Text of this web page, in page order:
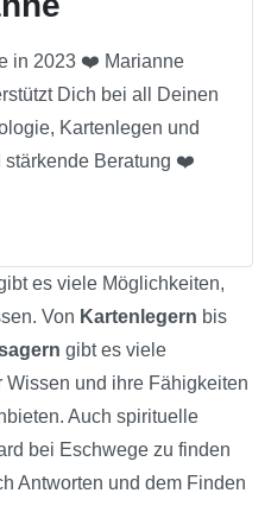
in 2023 ❤️ Marianne
Dich bei all Deinen
Kartenlegen und
Beratung ❤️
es viele Möglichkeiten,
Von Kartenlegern bis
gibt es viele
und ihre Fähigkeiten
Auch spirituelle
bei Eschwege zu finden
Antworten und dem Finden